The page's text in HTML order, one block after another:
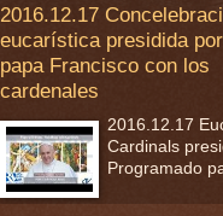
2016.12.17
eucarística presidida
papa Francisco con los
cardenales
2016.12.17
Cardinals
Programado